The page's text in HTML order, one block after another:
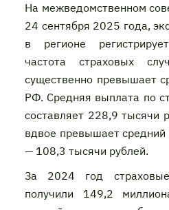
На межведомственном
24 сентября 2025 года,
в регионе
частота страховых
существенно превышает
РФ. Средняя выплата по
составляет 228,9 тысячи
вдвое превышает средний
— 108,3 тысячи рублей.
За 2024 год
получили 149,2